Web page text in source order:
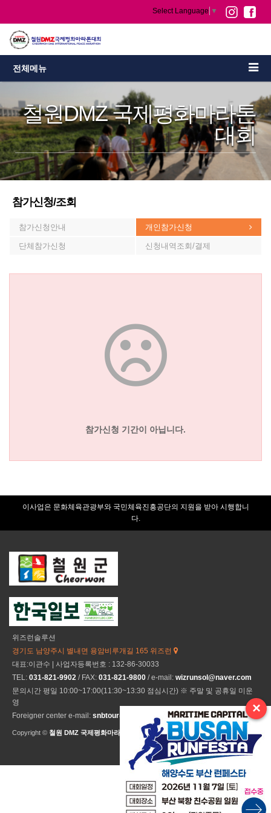
Select Language ▼
전체메뉴
철원DMZ 국제평화마라톤
대회
참가신청/조회
참가신청안내 개인참가신청
단체참가신청 신청내역조회/결제
참가신청 기간이 아닙니다.
이사업은 문화체육관광부와 국민체육진흥공단의 지원을 받아 시행합니
다.
위즈런솔루션
경기도 남양주시 별내면 용암비루개길 165 위즈런
대표:이관수 | 사업자등록번호 : 132-86-30033
TEL: 031-821-9902 / FAX: 031-821-9800 / e-mail: wizrunsol@naver.com
문의시간 평일 10:00~17:00(11:30~13:30 점심시간) ※ 주말 및 공휴일 미운
영
Foreigner center e-mail: snbtour@naver.com
Copyright © 철원 DMZ 국제평화마라톤 All Rights Reseved.
×